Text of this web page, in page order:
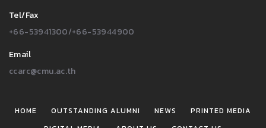
Tel/Fax
+66-53941300/+66-53944900
Email
ccarc@cmu.ac.th
HOME OUTSTANDING ALUMNI NEWS
PRINTED MEDIA